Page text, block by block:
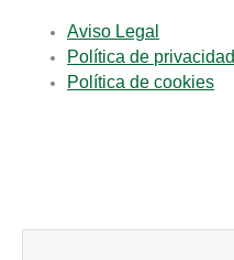
Aviso Legal
Política de privacidad
Política de cookies